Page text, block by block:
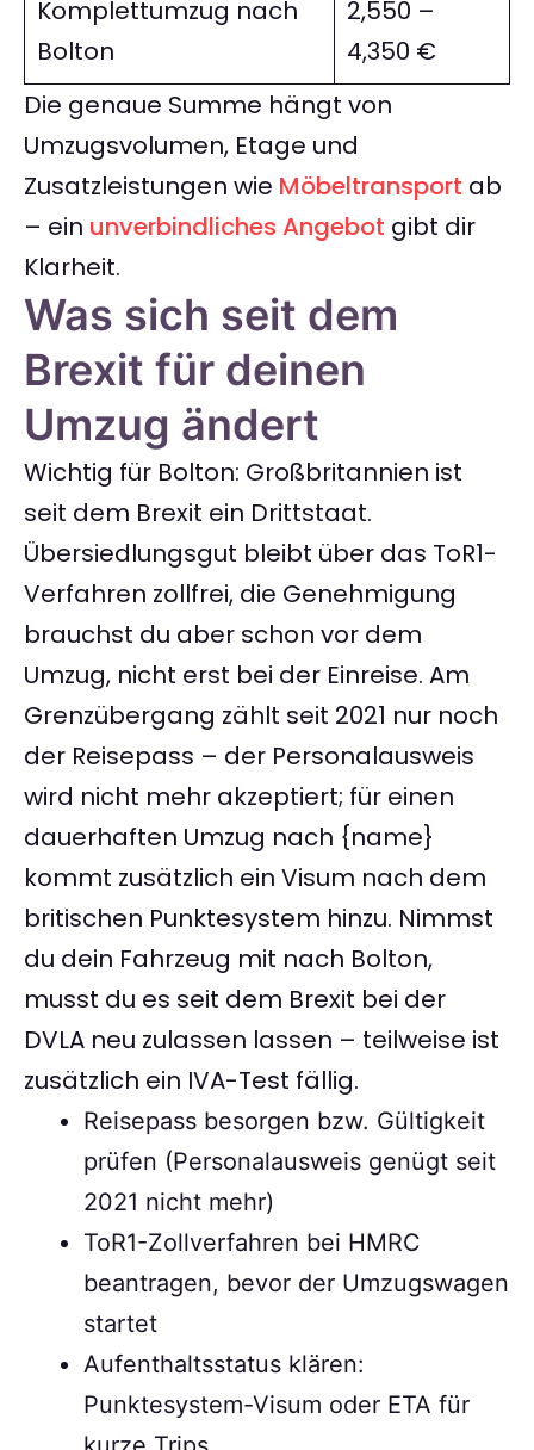
Komplettumzug nach
Bolton
2,550 –
4,350 €
Die genaue Summe hängt von
Umzugsvolumen, Etage und
Zusatzleistungen wie Möbeltransport ab
– ein unverbindliches Angebot gibt dir
Klarheit.
Was sich seit dem
Brexit für deinen
Umzug ändert
Wichtig für Bolton: Großbritannien ist
seit dem Brexit ein Drittstaat.
Übersiedlungsgut bleibt über das ToR1-
Verfahren zollfrei, die Genehmigung
brauchst du aber schon vor dem
Umzug, nicht erst bei der Einreise. Am
Grenzübergang zählt seit 2021 nur noch
der Reisepass – der Personalausweis
wird nicht mehr akzeptiert; für einen
dauerhaften Umzug nach {name}
kommt zusätzlich ein Visum nach dem
britischen Punktesystem hinzu. Nimmst
du dein Fahrzeug mit nach Bolton,
musst du es seit dem Brexit bei der
DVLA neu zulassen lassen – teilweise ist
zusätzlich ein IVA-Test fällig.
Reisepass besorgen bzw. Gültigkeit
prüfen (Personalausweis genügt seit
2021 nicht mehr)
ToR1-Zollverfahren bei HMRC
beantragen, bevor der Umzugswagen
startet
Aufenthaltsstatus klären:
Punktesystem-Visum oder ETA für